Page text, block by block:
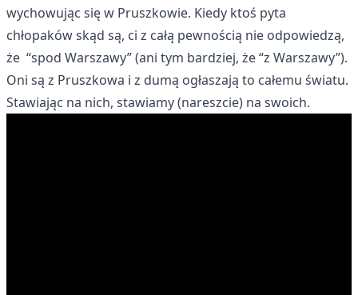
wychowując się w Pruszkowie. Kiedy ktoś pyta
chłopaków skąd są, ci z całą pewnością nie odpowiedzą,
że “spod Warszawy” (ani tym bardziej, że “z Warszawy”).
Oni są z Pruszkowa i z dumą ogłaszają to całemu światu.
Stawiając na nich, stawiamy (nareszcie) na swoich.